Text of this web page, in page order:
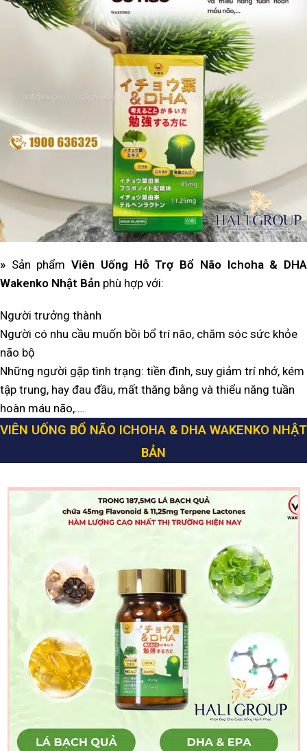
» Sản phẩm Viên Uống Hỗ Trợ Bổ Não Ichoha & DHA
Wakenko Nhật Bản phù hợp với:
Người trưởng thành
Người có nhu cầu muốn bồi bổ trí não, chăm sóc sức khỏe
não bộ
Những người gặp tình trạng: tiền đình, suy giảm trí nhớ, kém
tập trung, hay đau đầu, mất thăng bằng và thiểu năng tuần
hoàn máu não,….
VIÊN UỐNG BỔ NÃO ICHOHA & DHA WAKENKO NHẬT
BẢN